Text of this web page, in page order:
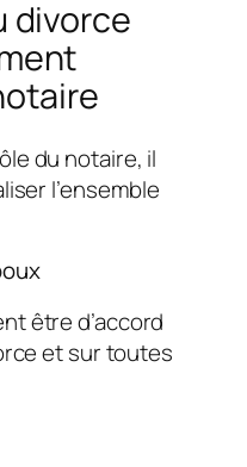
divorce
du notaire, il
l’ensemble
être d’accord
et sur toutes